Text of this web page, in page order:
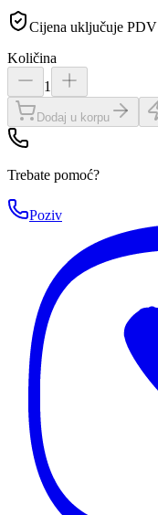
Cijena uključuje PDV
Količina
1
Dodaj u korpu
Trebate pomoć?
Poziv